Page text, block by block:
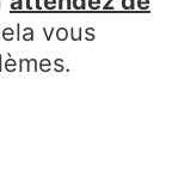
vous